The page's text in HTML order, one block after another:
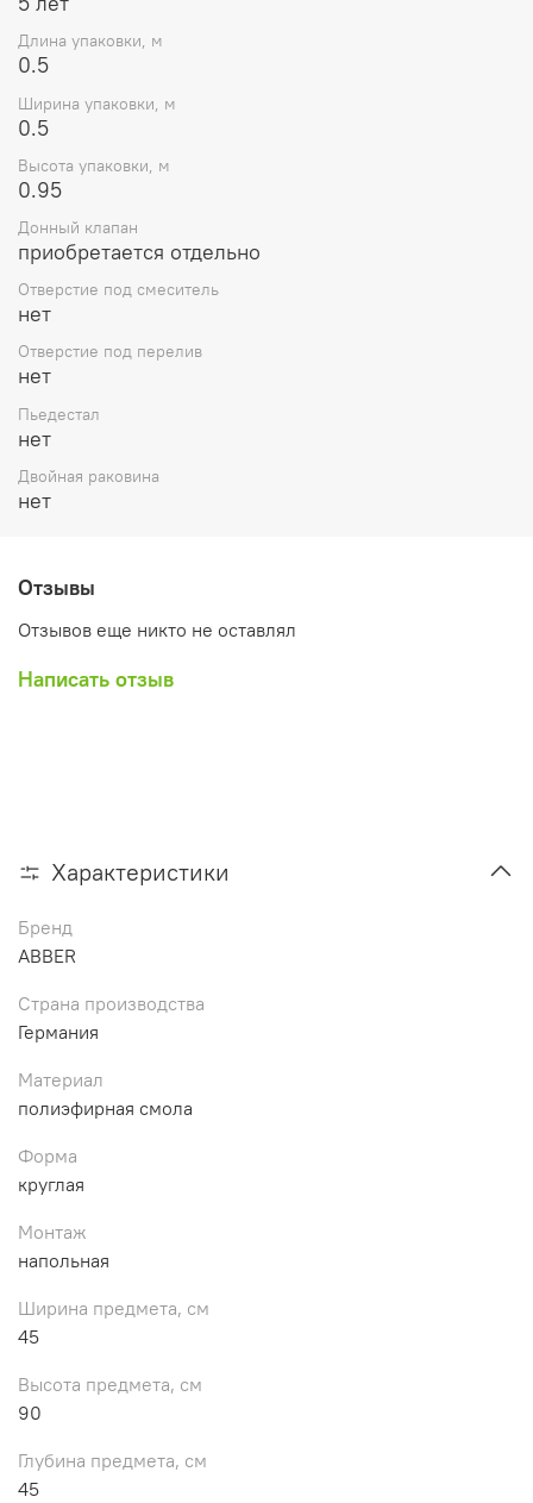
Длина упаковки, м
0.5
Ширина упаковки, м
0.5
Высота упаковки, м
0.95
Донный клапан
приобретается отдельно
Отверстие под смеситель
нет
Отверстие под перелив
нет
Пьедестал
нет
Двойная раковина
нет
Отзывы
Отзывов еще никто не оставлял
Написать отзыв
Характеристики
Бренд
ABBER
Страна производства
Германия
Материал
полиэфирная смола
Форма
круглая
Монтаж
напольная
Ширина предмета, см
45
Высота предмета, см
90
Глубина предмета, см
45